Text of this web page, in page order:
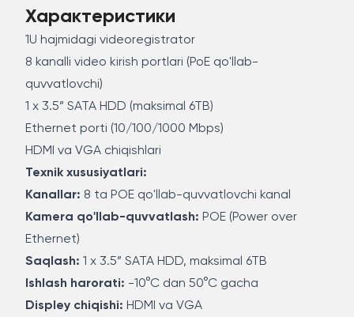
energiyasini oladi, bu esa tizimni o'rnatishda qulaylik
yaratadi. Ushbu videoregistrator yuqori sifatli video
Характеристики
1U hajmidagi videoregistrator
8 kanalli video kirish portlari (PoE qo'llab-
quvvatlovchi)
1 x 3.5” SATA HDD (maksimal 6TB)
Ethernet porti (10/100/1000 Mbps)
HDMI va VGA chiqishlari
Texnik xususiyatlari:
Kanallar: 8 ta POE qo'llab-quvvatlovchi kanal
Kamera qo'llab-quvvatlash: POE (Power over
Ethernet)
Saqlash: 1 x 3.5” SATA HDD, maksimal 6TB
Ishlash harorati: -10°C dan 50°C gacha
Displey chiqishi: HDMI va VGA